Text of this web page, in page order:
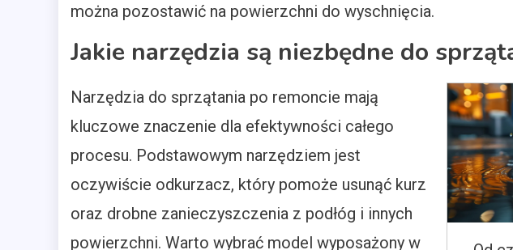
można pozostawić na powierzchni do wyschnięcia.
Jakie narzędzia są niezbędne do
Narzędzia do sprzątania po remoncie mają
kluczowe znaczenie dla efektywności całego
procesu. Podstawowym narzędziem jest
oczywiście odkurzacz, który pomoże usunąć kurz
oraz drobne zanieczyszczenia z podłóg i innych
powierzchni. Warto wybrać model wyposażony w